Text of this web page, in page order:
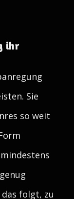
ihr
Sie
so weit
folgt, zu